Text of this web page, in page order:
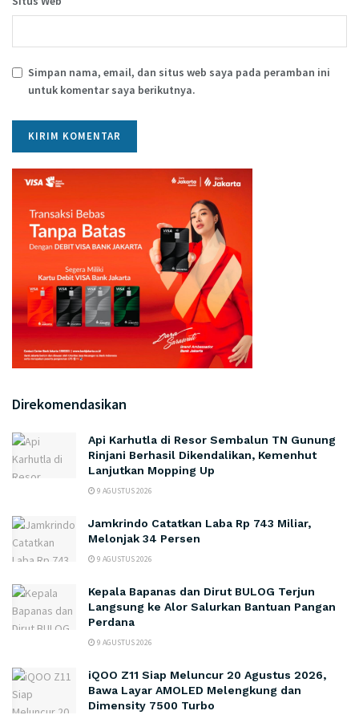
Simpan nama, email, dan situs web saya pada peramban ini
untuk komentar saya berikutnya.
Direkomendasikan
Api Karhutla di Resor Sembalun TN Gunung
Rinjani Berhasil Dikendalikan, Kemenhut
Lanjutkan Mopping Up
9 AGUSTUS 2026
Jamkrindo Catatkan Laba Rp 743 Miliar,
Melonjak 34 Persen
9 AGUSTUS 2026
Kepala Bapanas dan Dirut BULOG Terjun
Langsung ke Alor Salurkan Bantuan Pangan
Perdana
9 AGUSTUS 2026
iQOO Z11 Siap Meluncur 20 Agustus 2026,
Bawa Layar AMOLED Melengkung dan
Dimensity 7500 Turbo